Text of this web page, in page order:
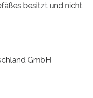
besitzt und nicht
GmbH